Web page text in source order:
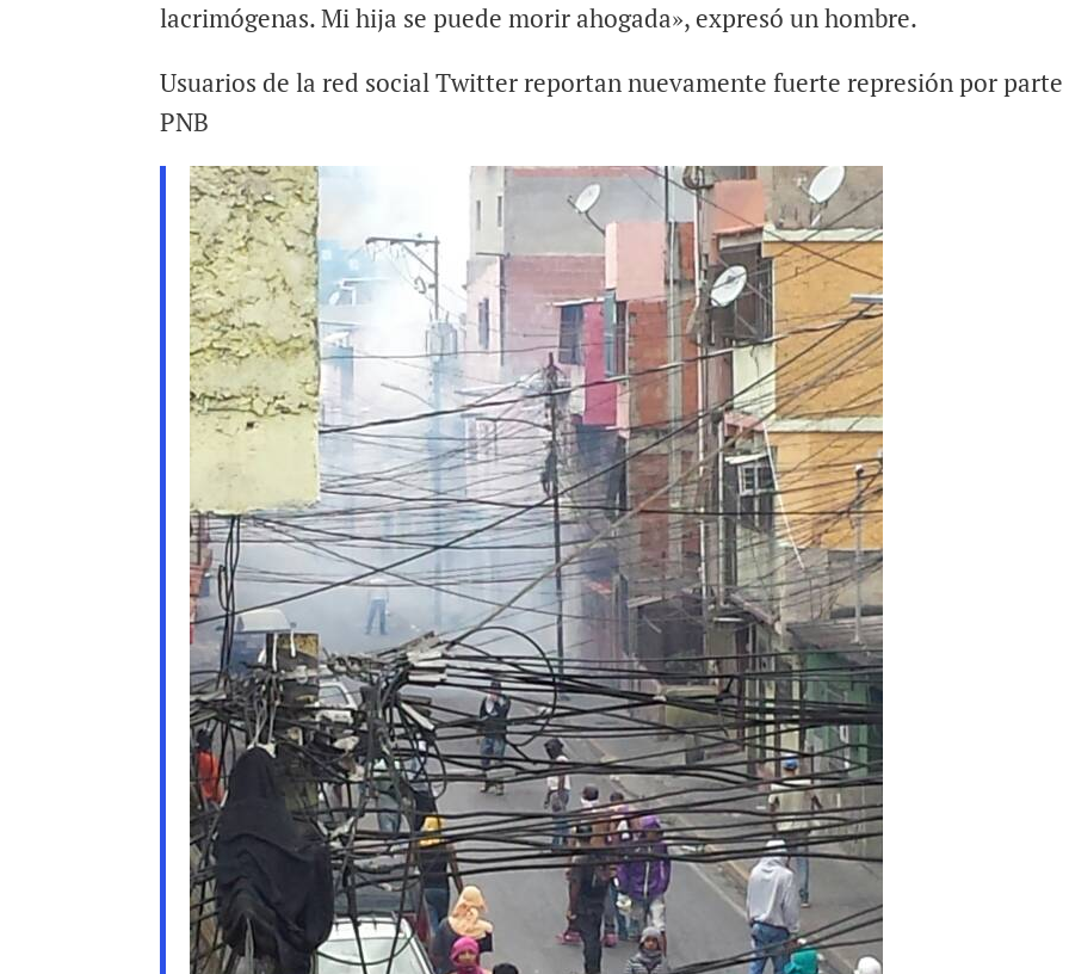
lacrimógenas. Mi hija se puede morir ahogada», expresó un hombre.
Usuarios de la red social Twitter reportan nuevamente fuerte represión por
PNB